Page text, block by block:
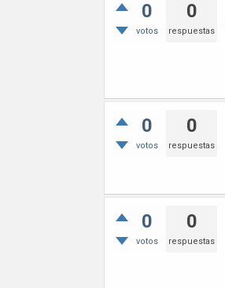
0
votos
0
respuestas
0
votos
0
respuestas
0
votos
0
respuestas